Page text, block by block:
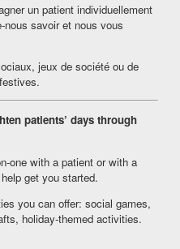
un patient individuellement
savoir et nous vous
jeux de société ou de
patients’ days through
with a patient or with a
get you started.
you can offer: social games,
holiday‑themed activities.